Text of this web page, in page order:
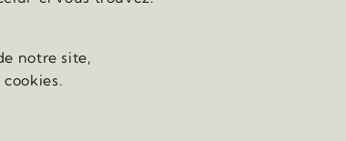
notre site,